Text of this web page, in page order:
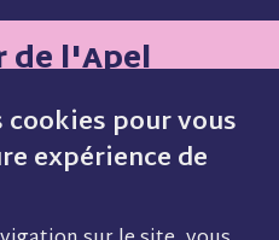
pour vous
expérience de
e
s
u
r
Y
o
de l'Apel
pour
mensuelle et